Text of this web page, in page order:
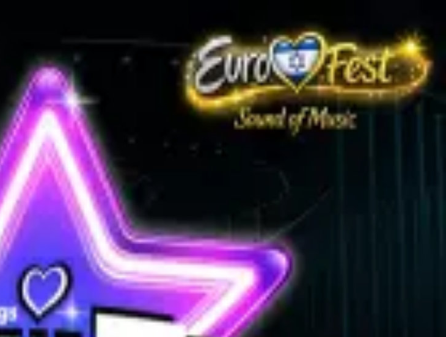
עב Toggle theme התחברות